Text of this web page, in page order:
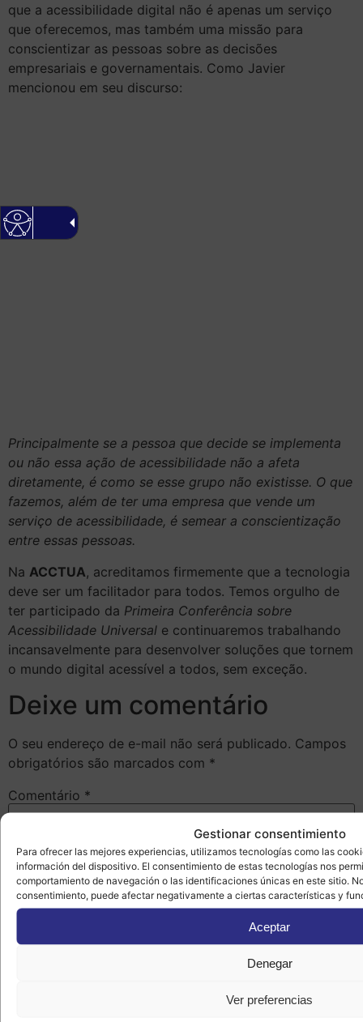
Gestionar consentimiento
Para ofrecer las mejores experiencias, utilizamos tecnologías como las
información del dispositivo. El consentimiento de estas tecnologías nos
comportamiento de navegación o las identificaciones únicas en este sitio.
consentimiento, puede afectar negativamente a ciertas características y
Aceptar
Denegar
Ver preferencias
que a acessibilidade digital não é apenas um serviço
que oferecemos, mas também uma missão para
conscientizar as pessoas sobre as decisões
empresariais e governamentais. Como Javier
mencionou em seu discurso:
Principalmente se a pessoa que decide se implementa
ou não essa ação de acessibilidade não a afeta
diretamente, é como se esse grupo não existisse. O que
fazemos, além de ter uma empresa que vende um
serviço de acessibilidade, é semear a conscientização
entre essas pessoas.
Na ACCTUA, acreditamos firmemente que a tecnologia
deve ser um facilitador para todos. Temos orgulho de
ter participado da Primeira Conferência sobre
Acessibilidade Universal e continuaremos trabalhando
incansavelmente para desenvolver soluções que tornem
o mundo digital acessível a todos, sem exceção.
Deixe um comentário
O seu endereço de e-mail não será publicado. Campos
obrigatórios são marcados com *
Comentário *